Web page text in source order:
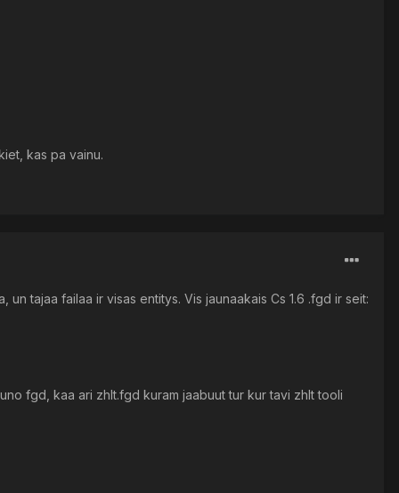
kas pa vainu.
tajaa failaa ir visas entitys. Vis jaunaakais Cs 1.6 .fgd ir seit:
fgd, kaa ari zhlt.fgd kuram jaabuut tur kur tavi zhlt tooli